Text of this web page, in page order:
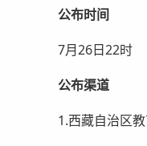
公布时间
7月26日22时
公布渠道
1.西藏自治区